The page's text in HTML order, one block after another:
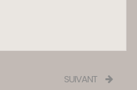
SUIVANT